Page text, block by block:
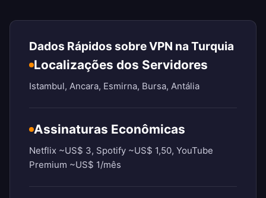
Dados Rápidos sobre VPN na Turquia
Localizações dos Servidores
Istambul, Ancara, Esmirna, Bursa, Antália
Assinaturas Econômicas
Netflix ~US$ 3, Spotify ~US$ 1,50, YouTube
Premium ~US$ 1/mês